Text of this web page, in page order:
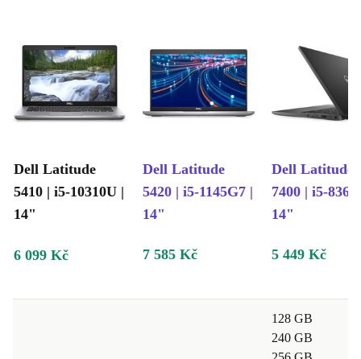
Dell Latitude
5410 | i5-10310U |
14"
Dell Latitude
5420 | i5-1145G7 |
14"
Dell Latitude
7400 | i5-
14"
6 099 Kč 7 585 Kč 5 449 Kč
128 GB
240 GB